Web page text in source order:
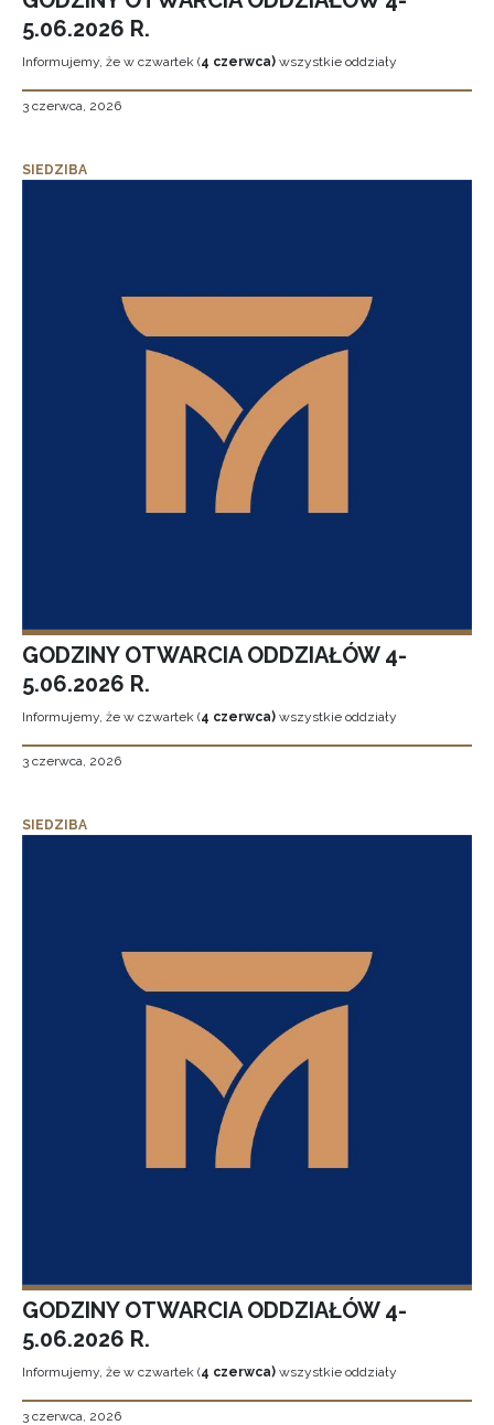
5.06.2026 R.
Informujemy, że w czwartek (4 czerwca) wszystkie oddziały
3 czerwca, 2026
SIEDZIBA
GODZINY OTWARCIA ODDZIAŁÓW 4-
5.06.2026 R.
Informujemy, że w czwartek (4 czerwca) wszystkie oddziały
3 czerwca, 2026
SIEDZIBA
GODZINY OTWARCIA ODDZIAŁÓW 4-
5.06.2026 R.
Informujemy, że w czwartek (4 czerwca) wszystkie oddziały
3 czerwca, 2026